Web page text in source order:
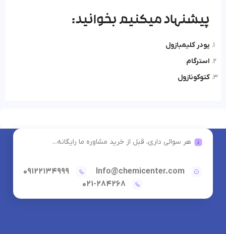
پیشنهاد میکنیم بخوانید:
پودر کلیمبازول
استرگام
کتوکونازول
هر سوالی داری، قبل از خرید مشاوره ما رایگانه...
Info@chemicenter.com
09122134999
021-284268